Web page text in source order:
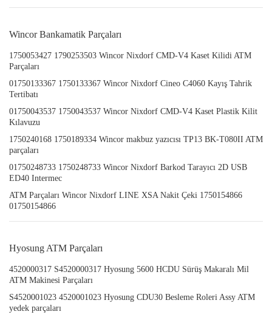
Wincor Bankamatik Parçaları
1750053427 1790253503 Wincor Nixdorf CMD-V4 Kaset Kilidi ATM
Parçaları
01750133367 1750133367 Wincor Nixdorf Cineo C4060 Kayış Tahrik
Tertibatı
01750043537 1750043537 Wincor Nixdorf CMD-V4 Kaset Plastik Kilit
Kılavuzu
1750240168 1750189334 Wincor makbuz yazıcısı TP13 BK-T080II ATM
parçaları
01750248733 1750248733 Wincor Nixdorf Barkod Tarayıcı 2D USB
ED40 Intermec
ATM Parçaları Wincor Nixdorf LINE XSA Nakit Çeki 1750154866
01750154866
Hyosung ATM Parçaları
4520000317 S4520000317 Hyosung 5600 HCDU Sürüş Makaralı Mil
ATM Makinesi Parçaları
S4520001023 4520001023 Hyosung CDU30 Besleme Roleri Assy ATM
yedek parçaları